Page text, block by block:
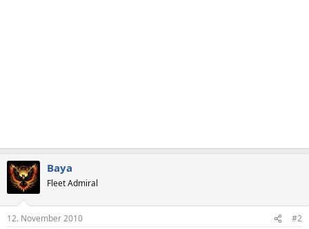
Baya
Fleet Admiral
12. November 2010 #2